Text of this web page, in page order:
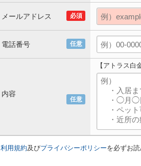
必須
メールアドレス
任意
電話番号
任意
内容
【アトラス白
利用規約及びプライバシーポリシーを必ずお